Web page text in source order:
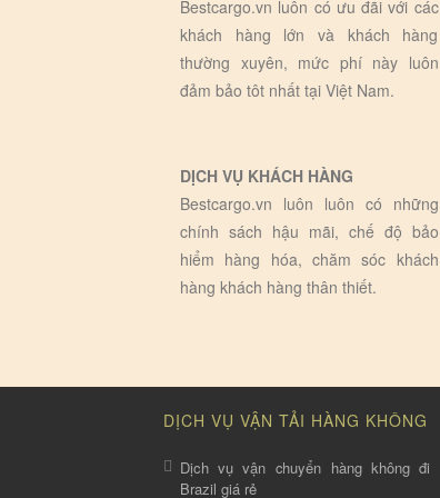
Bestcargo.vn luôn có ưu đãi với các
khách hàng lớn và khách hàng
thường xuyên, mức phí này luôn
đảm bảo tôt nhất tại Việt Nam.
DỊCH VỤ KHÁCH HÀNG
Bestcargo.vn luôn luôn có những
chính sách hậu mãi, chế độ bảo
hiểm hàng hóa, chăm sóc khách
hàng khách hàng thân thiết.
DỊCH VỤ VẬN TẢI HÀNG KHÔNG
Dịch vụ vận chuyển hàng không đi
Brazil giá rẻ